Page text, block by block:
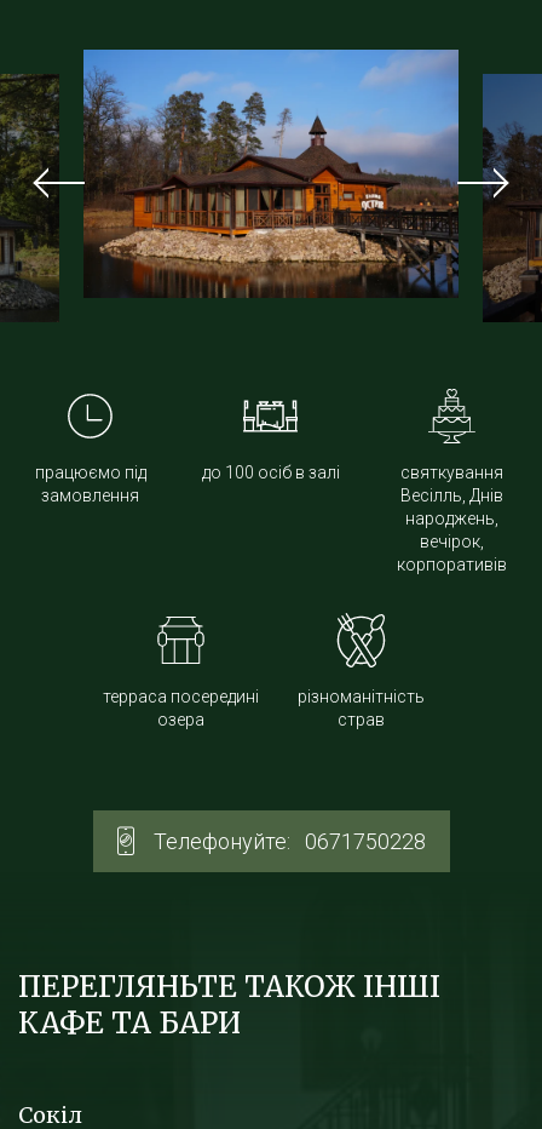
працюємо під
замовлення
до 100 осіб в залі
святкування
Весілль, Днів
народжень,
вечірок,
корпоративів
терраса посередині
озера
різноманітність
страв
Телефонуйте: 0671750228
ПЕРЕГЛЯНЬТЕ ТАКОЖ ІНШІ
КАФЕ ТА БАРИ
Сокіл